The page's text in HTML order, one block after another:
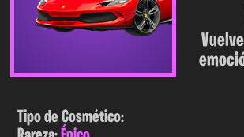
Tipo de Cosmético: